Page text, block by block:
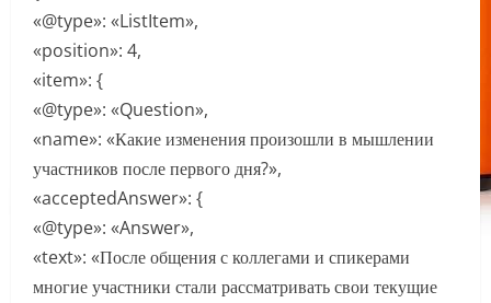
«@type»: «ListItem»,
«position»: 4,
«item»: {
«@type»: «Question»,
«name»: «Какие изменения произошли в мышлении
участников после первого дня?»,
«acceptedAnswer»: {
«@type»: «Answer»,
«text»: «После общения с коллегами и спикерами
многие участники стали рассматривать свои текущие